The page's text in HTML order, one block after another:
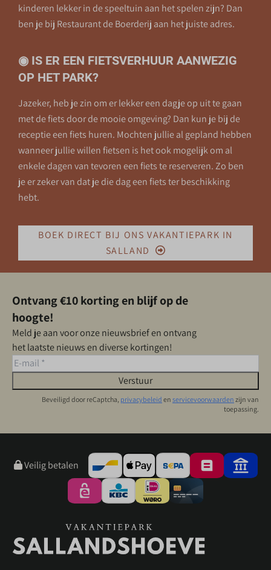
kinderen lekker in de speeltuin aan het spelen zijn? Dan
ben je bij Restaurant de Boerderij aan het juiste adres.
◉ IS ER EEN FIETSVERHUUR AANWEZIG
OP HET PARK?
Jazeker, heb je zin om er lekker een dagje op uit te gaan
met de fiets door de mooie omgeving? Dan kun je bij de
receptie een fiets huren. Mochten jullie al gepland hebben
wanneer jullie willen fietsen is het ook mogelijk om al
enkele dagen van tevoren een fiets te reserveren. Zo ben
je er zeker van dat je die dag een fiets ter beschikking
hebt.
BOEK DIRECT BIJ ONS VAKANTIEPARK IN
SALLAND
Ontvang €10 korting en blijf op de
hoogte!
Meld je aan voor onze nieuwsbrief en ontvang
het laatste nieuws en diverse kortingen!
Verstuur
Beveiligd door reCaptcha, privacybeleid en servicevoorwaarden zijn van
toepassing.
Veilig betalen